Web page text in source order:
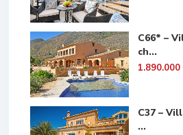
C66* –
ch...
1.890.000
C37 –
...